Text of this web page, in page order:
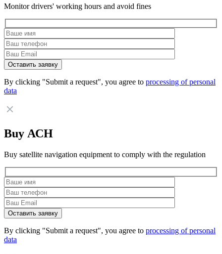
Monitor drivers' working hours and avoid fines
By clicking "Submit a request", you agree to processing of personal
data
Buy АСН
Buy satellite navigation equipment to comply with the regulation
By clicking "Submit a request", you agree to processing of personal
data